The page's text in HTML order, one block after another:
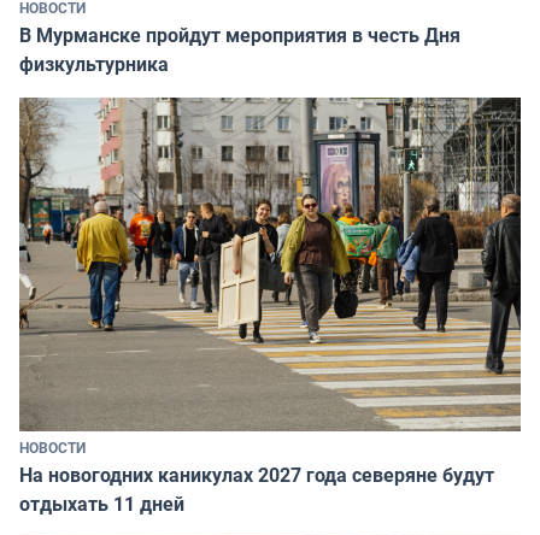
НОВОСТИ
В Мурманске пройдут мероприятия в честь Дня
физкультурника
НОВОСТИ
На новогодних каникулах 2027 года северяне будут
отдыхать 11 дней